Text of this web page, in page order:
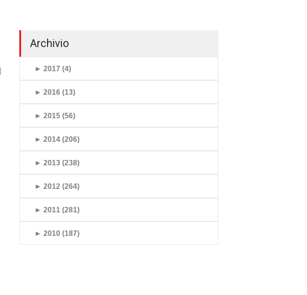
Archivio
► 2017 (4)
► 2016 (13)
► 2015 (56)
► 2014 (206)
► 2013 (238)
► 2012 (264)
► 2011 (281)
► 2010 (187)